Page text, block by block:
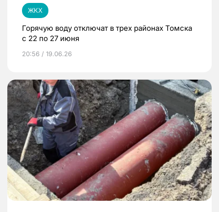
ЖКХ
Горячую воду отключат в трех районах Томска
с 22 по 27 июня
20:56 / 19.06.26